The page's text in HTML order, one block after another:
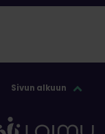
Sivun alkuun